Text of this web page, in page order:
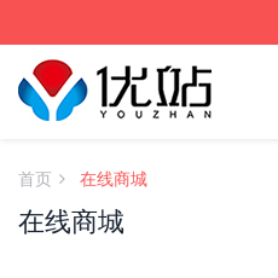
首页 在线商城
在线商城